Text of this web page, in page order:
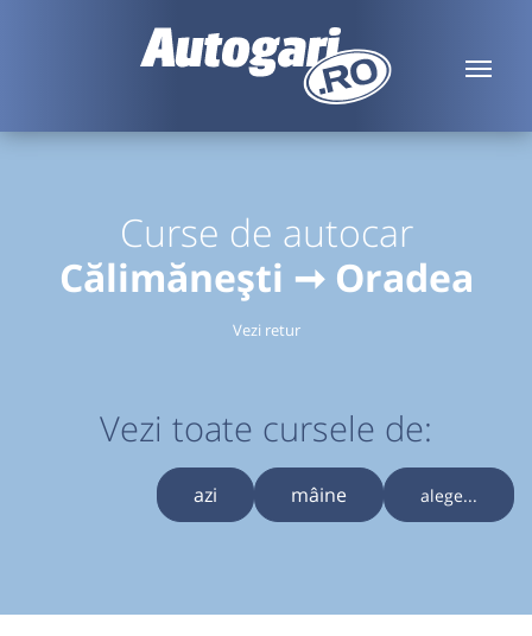
Curse de autocar
Călimănești ➞ Oradea
Vezi retur
Vezi toate cursele de:
azi mâine alege...